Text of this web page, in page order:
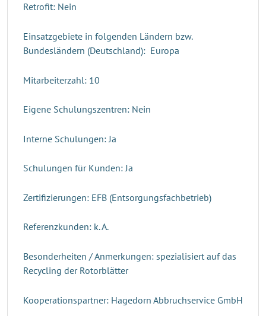
Retrofit: Nein
Einsatzgebiete in folgenden Ländern bzw.
Bundesländern (Deutschland): Europa
Mitarbeiterzahl: 10
Eigene Schulungszentren: Nein
Interne Schulungen: Ja
Schulungen für Kunden: Ja
Zertifizierungen: EFB (Entsorgungsfachbetrieb)
Referenzkunden: k. A.
Besonderheiten / Anmerkungen: spezialisiert auf das
Recycling der Rotorblätter
Kooperationspartner: Hagedorn Abbruchservice GmbH